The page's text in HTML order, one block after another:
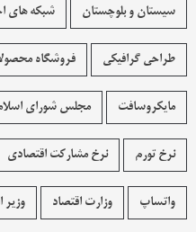
سیستان و بلوچستان شبکه های
طراحی گرافیکی فروشگاه
مایکروسافت مجلس شورای
نرخ تورم نرخ مشارکت اقتصادی
واتساپ وزارت اقتصاد وزیر